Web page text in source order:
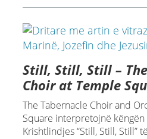
Still, Still, Still –
Choir at Temple
The Tabernacle Choir and
Square interpretojnë këngën
Krishtlindjes “Still, Still, Still”